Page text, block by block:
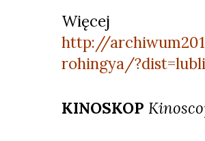
http://
rohingya/
KINOSKOP